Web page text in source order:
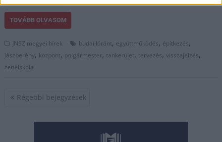
TOVÁBB OLVASOM
JNSZ megyei hírek budai lóránt, együttműködés, építkezés,
Jászberény, központ, polgármester, tankerület, tervezés,visszajelzés,
zeneiskola
Bejegyzés
Régebbi bejegyzések